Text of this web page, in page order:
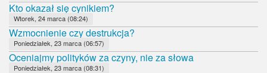
Kto okazał się cynikiem?
Wtorek, 24 marca (08:24)
Wzmocnienie czy destrukcja?
Poniedziałek, 23 marca (06:57)
Oceniajmy polityków za czyny, nie za słowa
Poniedziałek, 23 marca (08:31)